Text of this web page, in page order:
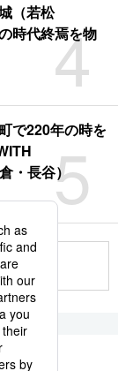
4
（若松
時代終焉を物
5
で220年の時を
・長谷）